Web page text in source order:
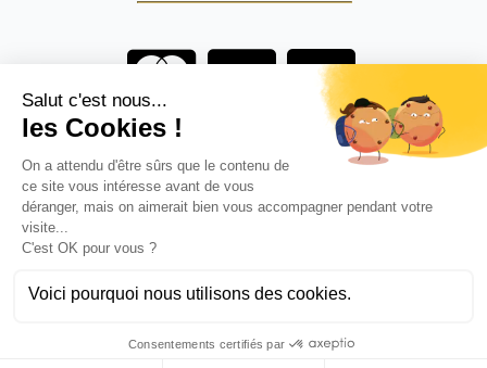
Vous êtes un professionnel ?
Anoq bénéficie du soutien financier de la région Hauts de